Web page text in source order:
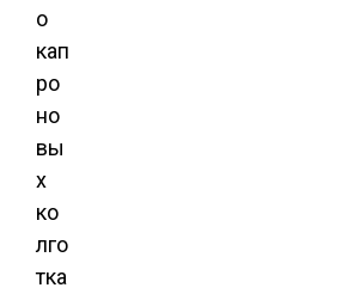
о
кап
ро
но
вы
х
ко
лго
тка